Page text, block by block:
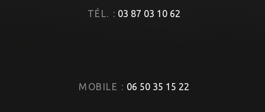
TÉL. : 03 87 03 10 62
MOBILE : 06 50 35 15 22